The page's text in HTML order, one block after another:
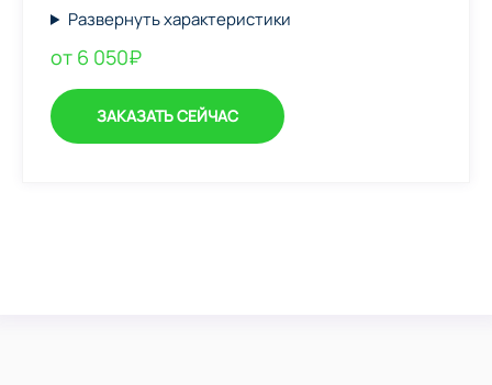
Развернуть характеристики
от 6 050₽
ЗАКАЗАТЬ СЕЙЧАС